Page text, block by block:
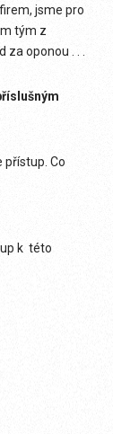
jsme pro
tým z
oponou . . .
Co
k této